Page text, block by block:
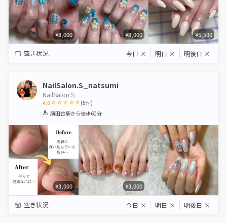
¥8,000 ¥8,000 ¥5,500
空き状況 今日 × 明日 × 明後日 ×
NailSalon.S_natsumi
NailSalon S
4.6
1 2 3 4 5
(5件)
勝田台駅から徒歩60分
¥3,000 ¥3,000
空き状況 今日 × 明日 × 明後日 ×